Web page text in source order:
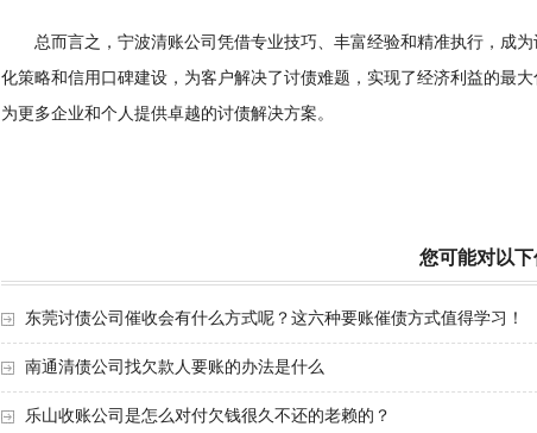
总而言之，宁波清账公司凭借专业技巧、丰富经验和精准执行，成为
化策略和信用口碑建设，为客户解决了讨债难题，实现了经济利益的最
为更多企业和个人提供卓越的讨债解决方案。
您可能对以
东莞讨债公司催收会有什么方式呢？这六种要账催债方式值得学习！
南通清债公司找欠款人要账的办法是什么
乐山收账公司是怎么对付欠钱很久不还的老赖的？